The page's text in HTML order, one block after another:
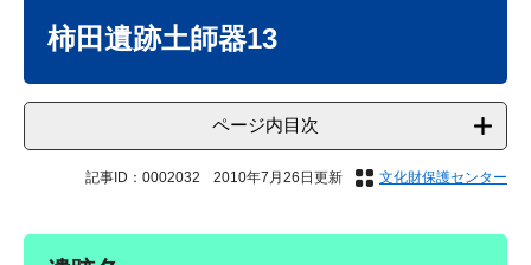
柿田遺跡土師器13
ページ内目次
記事ID：0002032 2010年7月26日更新 文化財保護センター